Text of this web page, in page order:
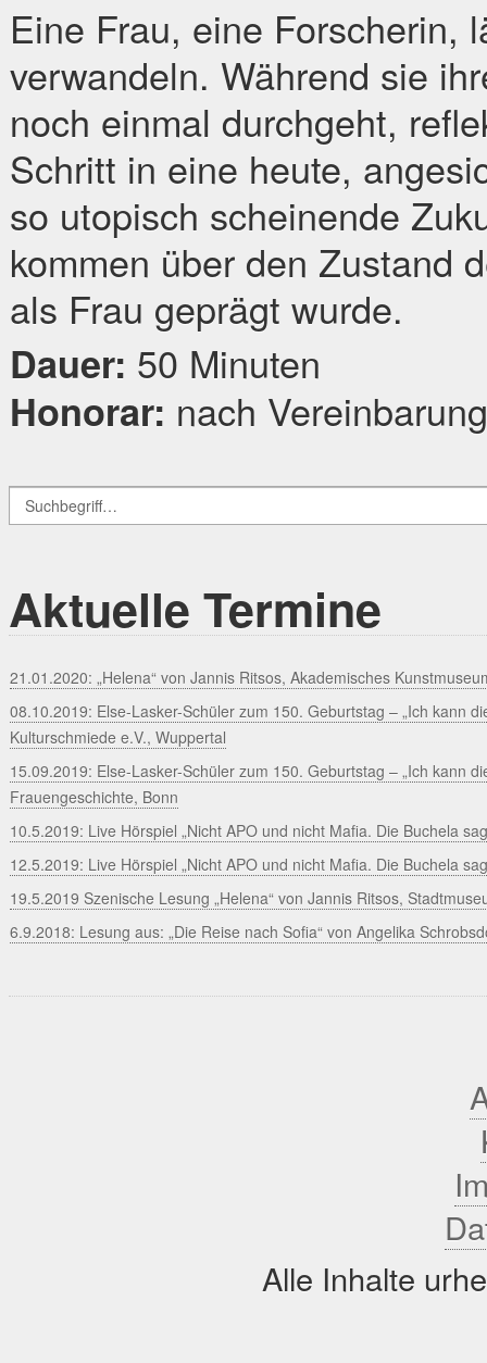
Eine Frau, eine Forscherin,
verwandeln. Während sie
noch einmal durchgeht,
Schritt in eine heute,
so utopisch scheinende
kommen über den Zustand
als Frau geprägt wurde.
Dauer: 50 Minuten
Honorar: nach Vereinbarung
Aktuelle Termine
21.01.2020: „Helena“ von Jannis Ritsos, Akademisches
08.10.2019: Else-Lasker-Schüler zum 150. Geburtstag – „Ich kann
Kulturschmiede e.V., Wuppertal
15.09.2019: Else-Lasker-Schüler zum 150. Geburtstag – „Ich kann
Frauengeschichte, Bonn
10.5.2019: Live Hörspiel „Nicht APO und nicht Mafia. Die Buchela
12.5.2019: Live Hörspiel „Nicht APO und nicht Mafia. Die Buchela
19.5.2019 Szenische Lesung „Helena“ von Jannis Ritsos,
6.9.2018: Lesung aus: „Die Reise nach Sofia“ von Angelika
Alle Inhalte